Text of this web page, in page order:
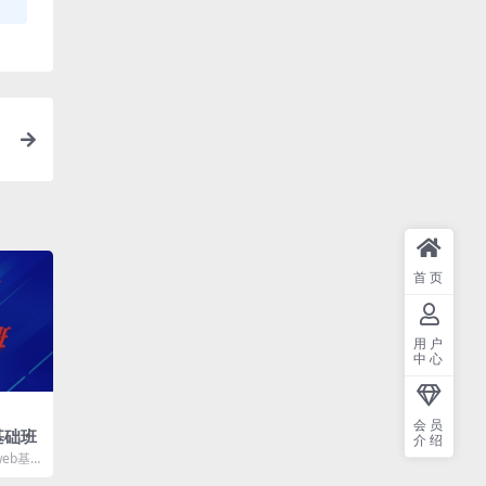
班
基
首页
用户
中心
会员
介绍